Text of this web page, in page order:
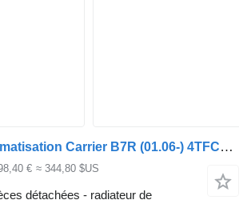
Radiateur de climatisation Carrier B7R (01.06-) 4TFCY pour Volvo B7, B8, B9, B12 bus (2005-)
€ ≈ 344,80 $US
détachées - radiateur de